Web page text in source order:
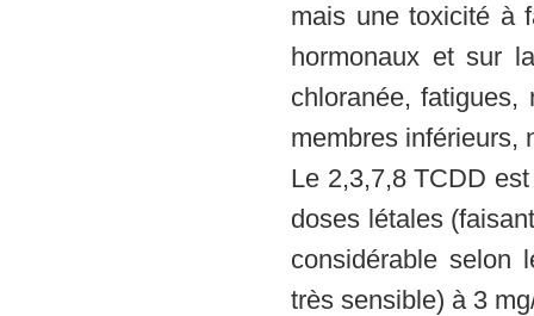
mais une toxicité à
hormonaux et sur
chloranée,
membres inférieurs,
Le 2,3,7,8 TCDD
doses létales
considérable selon
très sensible) à 3